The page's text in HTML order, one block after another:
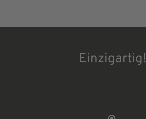
Einzigartig!